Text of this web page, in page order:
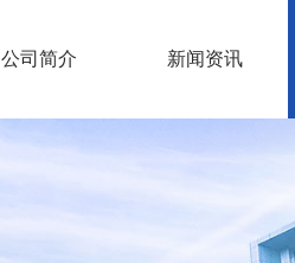
公司简介 新闻资讯